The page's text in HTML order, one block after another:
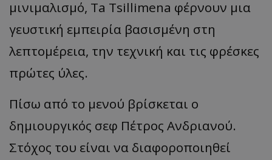
μινιμαλισμό, Ta Τsillimena φέρνουν μια
γευστική εμπειρία βασισμένη στη
λεπτομέρεια, την τεχνική και τις φρέσκες
πρώτες ύλες.
​Πίσω από το μενού βρίσκεται ο
δημιουργικός σεφ Πέτρος Ανδριανού.
Στόχος του είναι να διαφοροποιηθεί